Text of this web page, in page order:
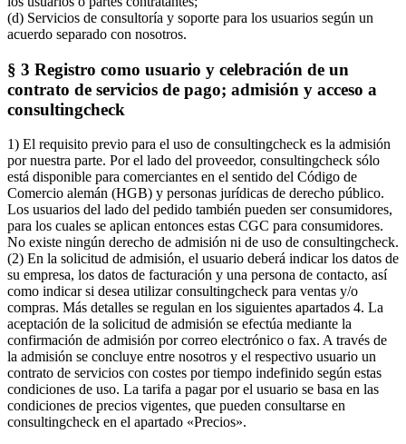
(d) Servicios de consultoría y soporte para los usuarios según un
acuerdo separado con nosotros.
§ 3 Registro como usuario y celebración de un
contrato de servicios de pago; admisión y acceso a
consultingcheck
1) El requisito previo para el uso de consultingcheck es la admisión
por nuestra parte. Por el lado del proveedor, consultingcheck sólo
está disponible para comerciantes en el sentido del Código de
Comercio alemán (HGB) y personas jurídicas de derecho público.
Los usuarios del lado del pedido también pueden ser consumidores,
para los cuales se aplican entonces estas CGC para consumidores.
No existe ningún derecho de admisión ni de uso de consultingcheck.
(2) En la solicitud de admisión, el usuario deberá indicar los datos de
su empresa, los datos de facturación y una persona de contacto, así
como indicar si desea utilizar consultingcheck para ventas y/o
compras. Más detalles se regulan en los siguientes apartados 4. La
aceptación de la solicitud de admisión se efectúa mediante la
confirmación de admisión por correo electrónico o fax. A través de
la admisión se concluye entre nosotros y el respectivo usuario un
contrato de servicios con costes por tiempo indefinido según estas
condiciones de uso. La tarifa a pagar por el usuario se basa en las
condiciones de precios vigentes, que pueden consultarse en
consultingcheck en el apartado «Precios».